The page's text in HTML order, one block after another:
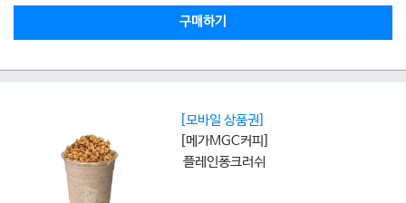
구매하기
[모바일 상품권]
[메가MGC커피]
플레인퐁크러쉬